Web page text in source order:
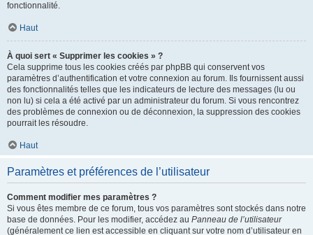
fonctionnalité.
Haut
À quoi sert « Supprimer les cookies » ?
Cela supprime tous les cookies créés par phpBB qui conservent vos
paramètres d’authentification et votre connexion au forum. Ils fournissent aussi
des fonctionnalités telles que les indicateurs de lecture des messages (lu ou
non lu) si cela a été activé par un administrateur du forum. Si vous rencontrez
des problèmes de connexion ou de déconnexion, la suppression des cookies
pourrait les résoudre.
Haut
Paramètres et préférences de l’utilisateur
Comment modifier mes paramètres ?
Si vous êtes membre de ce forum, tous vos paramètres sont stockés dans notre
base de données. Pour les modifier, accédez au Panneau de l’utilisateur
(généralement ce lien est accessible en cliquant sur votre nom d’utilisateur en